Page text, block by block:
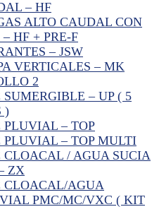
– HF
ALTO CAUDAL CON
HF + PRE-F
– JSW
VERTICALES – MK
2
SUMERGIBLE – UP ( 5
)
PLUVIAL – TOP
PLUVIAL – TOP MULTI
CLOACAL / AGUA SUCIA
ZX
CLOACAL/AGUA
PMC/MC/VXC ( KIT